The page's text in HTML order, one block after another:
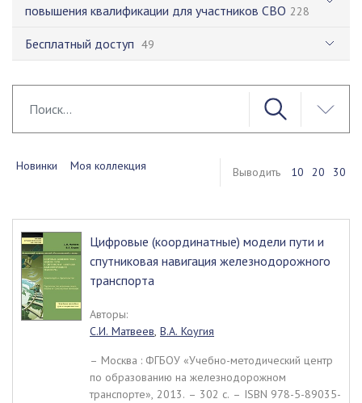
повышения квалификации для участников СВО 228
Бесплатный доступ 49
Новинки Моя коллекция Выводить 10 20 30
Цифровые (координатные) модели пути и
спутниковая навигация железнодорожного
транспорта
Авторы:
С.И. Матвеев, В.А. Коугия
– Москва : ФГБОУ «Учебно-методический центр
по образованию на железнодорожном
транспорте», 2013. – 302 c. – ISBN 978-5-89035-